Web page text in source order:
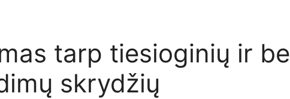
tarp tiesioginių ir be
skrydžių